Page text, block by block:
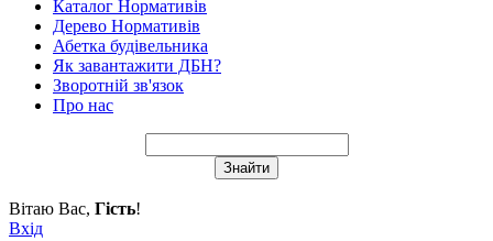
Каталог Нормативів
Дерево Нормативів
Абетка будівельника
Як завантажити ДБН?
Зворотній зв'язок
Про нас
Вітаю Вас, Гість!
Вхід